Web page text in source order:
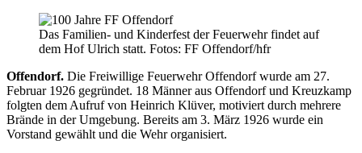
Das Familien- und Kinderfest der Feuerwehr findet auf
dem Hof Ulrich statt. Fotos: FF Offendorf/hfr
Offendorf. Die Freiwillige Feuerwehr Offendorf wurde am 27.
Februar 1926 gegründet. 18 Männer aus Offendorf und Kreuzkamp
folgten dem Aufruf von Heinrich Klüver, motiviert durch mehrere
Brände in der Umgebung. Bereits am 3. März 1926 wurde ein
Vorstand gewählt und die Wehr organisiert.